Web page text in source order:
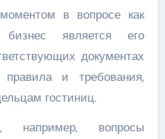
в вопросе как
бизнес является его
документах
и требования,
гостиниц.
вопросы